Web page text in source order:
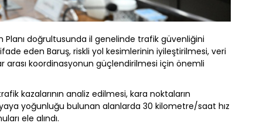
doğrultusunda il genelinde trafik güvenliğini
eden Baruş, riskli yol kesimlerinin iyileştirilmesi, veri
arası koordinasyonun güçlendirilmesi için önemli
kazalarının analiz edilmesi, kara noktaların
yoğunluğu bulunan alanlarda 30 kilometre/saat hız
ele alındı.